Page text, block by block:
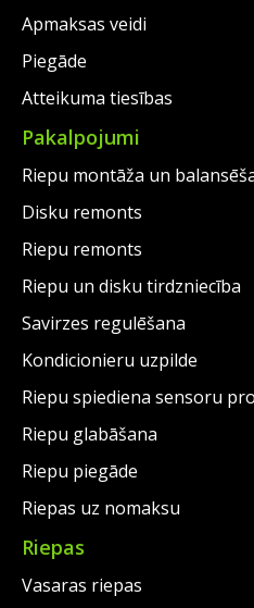
Apmaksas veidi
Piegāde
Atteikuma tiesības
Pakalpojumi
Riepu montāža un
Disku remonts
Riepu remonts
Riepu un disku tirdzniecība
Savirzes regulēšana
Kondicionieru uzpilde
Riepu spiediena sensoru
Riepu glabāšana
Riepu piegāde
Riepas uz nomaksu
Riepas
Vasaras riepas